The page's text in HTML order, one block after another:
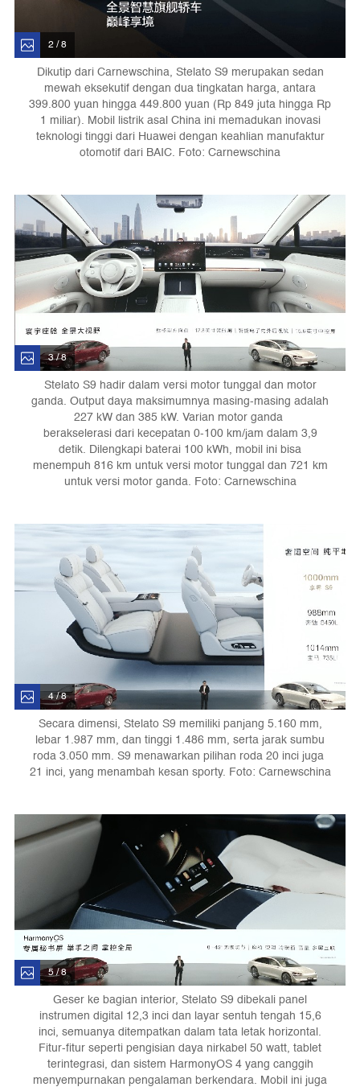
2 / 8
Dikutip dari Carnewschina, Stelato S9 merupakan sedan
mewah eksekutif dengan dua tingkatan harga, antara
399.800 yuan hingga 449.800 yuan (Rp 849 juta hingga Rp
1 miliar). Mobil listrik asal China ini memadukan inovasi
teknologi tinggi dari Huawei dengan keahlian manufaktur
otomotif dari BAIC. Foto: Carnewschina
3 / 8
Stelato S9 hadir dalam versi motor tunggal dan motor
ganda. Output daya maksimumnya masing-masing adalah
227 kW dan 385 kW. Varian motor ganda
berakselerasi dari kecepatan 0-100 km/jam dalam 3,9
detik. Dilengkapi baterai 100 kWh, mobil ini bisa
menempuh 816 km untuk versi motor tunggal dan 721 km
untuk versi motor ganda. Foto: Carnewschina
4 / 8
Secara dimensi, Stelato S9 memiliki panjang 5.160 mm,
lebar 1.987 mm, dan tinggi 1.486 mm, serta jarak sumbu
roda 3.050 mm. S9 menawarkan pilihan roda 20 inci juga
21 inci, yang menambah kesan sporty. Foto: Carnewschina
5 / 8
Geser ke bagian interior, Stelato S9 dibekali panel
instrumen digital 12,3 inci dan layar sentuh tengah 15,6
inci, semuanya ditempatkan dalam tata letak horizontal.
Fitur-fitur seperti pengisian daya nirkabel 50 watt, tablet
terintegrasi, dan sistem HarmonyOS 4 yang canggih
menyempurnakan pengalaman berkendara. Mobil ini juga